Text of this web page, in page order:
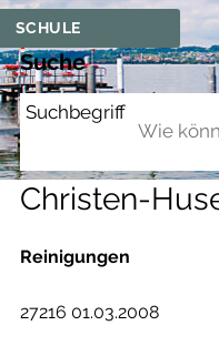
SCHULE
Suche
Suchbegriff
Christen-
Reinigungen
27216 01.03.2008